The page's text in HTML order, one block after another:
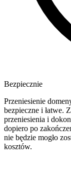
Bezpiecznie
Przeniesienie
bezpieczne i łatwe.
przeniesienia i
dopiero po
nie będzie mogło
kosztów.